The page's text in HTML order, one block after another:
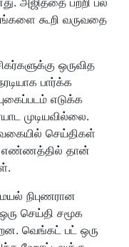
கூறி வருவதை
ஒருவித
பார்க்க
எடுக்க
முடியவில்லை.
செய்திகள்
எண்ணத்தில் தான்
நிபுணரான
செய்தி சமூக
வெங்கட் பட் ஒரு